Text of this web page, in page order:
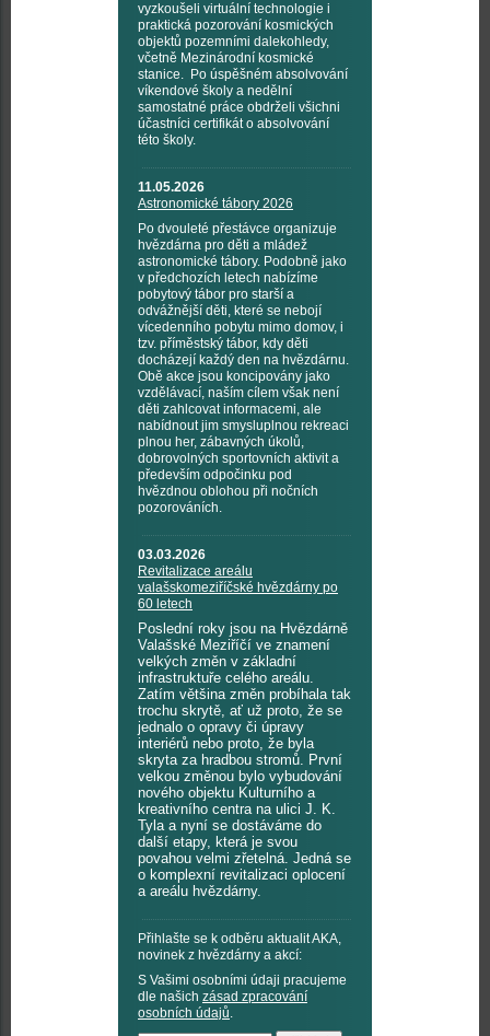
vyzkoušeli virtuální technologie i
praktická pozorování kosmických
objektů pozemními dalekohledy,
včetně Mezinárodní kosmické
stanice. Po úspěšném absolvování
víkendové školy a nedělní
samostatné práce obdrželi všichni
účastníci certifikát o absolvování
této školy.
11.05.2026
Astronomické tábory 2026
Po dvouleté přestávce organizuje
hvězdárna pro děti a mládež
astronomické tábory. Podobně jako
v předchozích letech nabízíme
pobytový tábor pro starší a
odvážnější děti, které se nebojí
vícedenního pobytu mimo domov, i
tzv. příměstský tábor, kdy děti
docházejí každý den na hvězdárnu.
Obě akce jsou koncipovány jako
vzdělávací, naším cílem však není
děti zahlcovat informacemi, ale
nabídnout jim smysluplnou rekreaci
plnou her, zábavných úkolů,
dobrovolných sportovních aktivit a
především odpočinku pod
hvězdnou oblohou při nočních
pozorováních.
03.03.2026
Revitalizace areálu
valašskomeziříčské hvězdárny po
60 letech
Poslední roky jsou na Hvězdárně
Valašské Meziříčí ve znamení
velkých změn v základní
infrastruktuře celého areálu.
Zatím většina změn probíhala tak
trochu skrytě, ať už proto, že se
jednalo o opravy či úpravy
interiérů nebo proto, že byla
skryta za hradbou stromů. První
velkou změnou bylo vybudování
nového objektu Kulturního a
kreativního centra na ulici J. K.
Tyla a nyní se dostáváme do
další etapy, která je svou
povahou velmi zřetelná. Jedná se
o komplexní revitalizaci oplocení
a areálu hvězdárny.
Přihlašte se k odběru aktualit AKA,
novinek z hvězdárny a akcí:
S Vašimi osobními údaji pracujeme
dle našich zásad zpracování
osobních údajů.